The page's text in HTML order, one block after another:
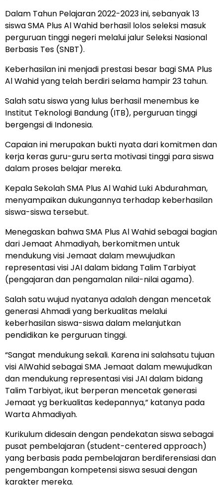
Dalam Tahun Pelajaran 2022-2023 ini, sebanyak 13
siswa SMA Plus Al Wahid berhasil lolos seleksi masuk
perguruan tinggi negeri melalui jalur Seleksi Nasional
Berbasis Tes (SNBT).
Keberhasilan ini menjadi prestasi besar bagi SMA Plus
Al Wahid yang telah berdiri selama hampir 23 tahun.
Salah satu siswa yang lulus berhasil menembus ke
Institut Teknologi Bandung (ITB), perguruan tinggi
bergengsi di Indonesia.
Capaian ini merupakan bukti nyata dari komitmen dan
kerja keras guru-guru serta motivasi tinggi para siswa
dalam proses belajar mereka.
Kepala Sekolah SMA Plus Al Wahid Luki Abdurahman,
menyampaikan dukungannya terhadap keberhasilan
siswa-siswa tersebut.
Menegaskan bahwa SMA Plus Al Wahid sebagai bagian
dari Jemaat Ahmadiyah, berkomitmen untuk
mendukung visi Jemaat dalam mewujudkan
representasi visi JAI dalam bidang Talim Tarbiyat
(pengajaran dan pengamalan nilai-nilai agama).
Salah satu wujud nyatanya adalah dengan mencetak
generasi Ahmadi yang berkualitas melalui
keberhasilan siswa-siswa dalam melanjutkan
pendidikan ke perguruan tinggi.
“Sangat mendukung sekali. Karena ini salahsatu tujuan
visi AlWahid sebagai SMA Jemaat dalam mewujudkan
dan mendukung representasi visi JAI dalam bidang
Talim Tarbiyat, ikut berperan mencetak generasi
Jemaat yg berkualitas kedepannya,” katanya pada
Warta Ahmadiyah.
Kurikulum didesain dengan pendekatan siswa sebagai
pusat pembelajaran (student-centered approach)
yang berbasis pada pembelajaran berdiferensiasi dan
pengembangan kompetensi siswa sesuai dengan
karakter mereka.